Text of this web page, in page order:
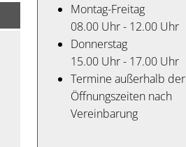
Montag-Freitag
08.00 Uhr - 12.00 Uhr
Donnerstag
15.00 Uhr - 17.00 Uhr
Termine außerhalb der
Öffnungszeiten nach
Vereinbarung